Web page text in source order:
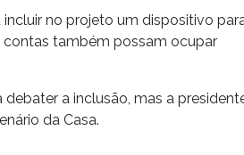
no projeto um dispositivo
também possam ocupar
a inclusão, mas a
da Casa.